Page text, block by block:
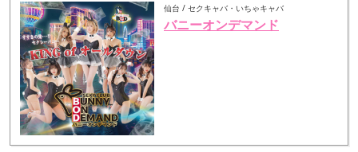
仙台 / セクキャバ・いちゃキャバ
バニーオンデマンド